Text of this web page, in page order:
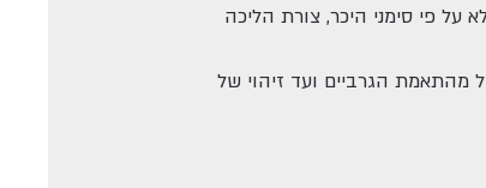
פי סימני היכר, צורת הליכה
מהתאמת הגרביים ועד זיהוי של